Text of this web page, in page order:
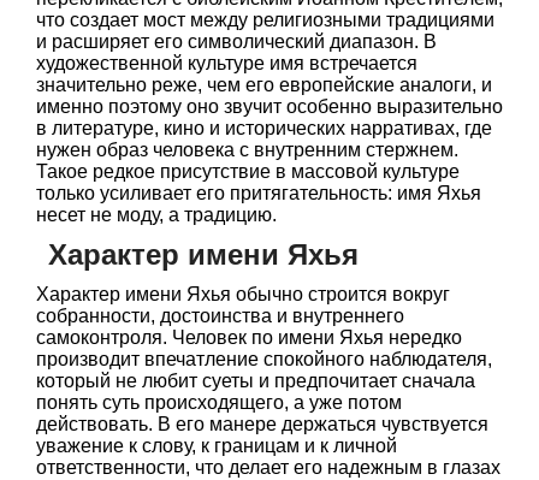
что создает мост между религиозными традициями
и расширяет его символический диапазон. В
художественной культуре имя встречается
значительно реже, чем его европейские аналоги, и
именно поэтому оно звучит особенно выразительно
в литературе, кино и исторических нарративах, где
нужен образ человека с внутренним стержнем.
Такое редкое присутствие в массовой культуре
только усиливает его притягательность: имя Яхья
несет не моду, а традицию.
Характер имени Яхья
Характер имени Яхья обычно строится вокруг
собранности, достоинства и внутреннего
самоконтроля. Человек по имени Яхья нередко
производит впечатление спокойного наблюдателя,
который не любит суеты и предпочитает сначала
понять суть происходящего, а уже потом
действовать. В его манере держаться чувствуется
уважение к слову, к границам и к личной
ответственности, что делает его надежным в глазах